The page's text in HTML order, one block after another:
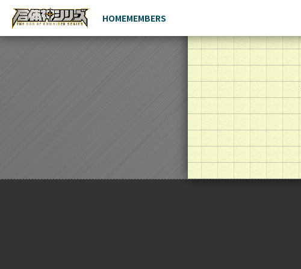
HOMEMEMBERS